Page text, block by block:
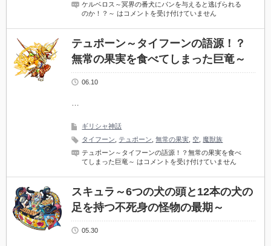
ケルベロス～冥界の番犬にパンを与えると逃げられる
のか！？～ は コメントを受け付けていません
テュポーン～タイフーンの語源！？
無常の果実を食べてしまった巨竜～
06.10
…
ギリシャ神話
タイフーン ,テュポーン ,無常の果実 空 魔獣族
テュポーン～タイフーンの語源！？無常の果実を食べ
てしまった巨竜～ は コメントを受け付けていません
スキュラ～6つの犬の頭と12本の犬の
足を持つ不死身の怪物の最期～
05.30